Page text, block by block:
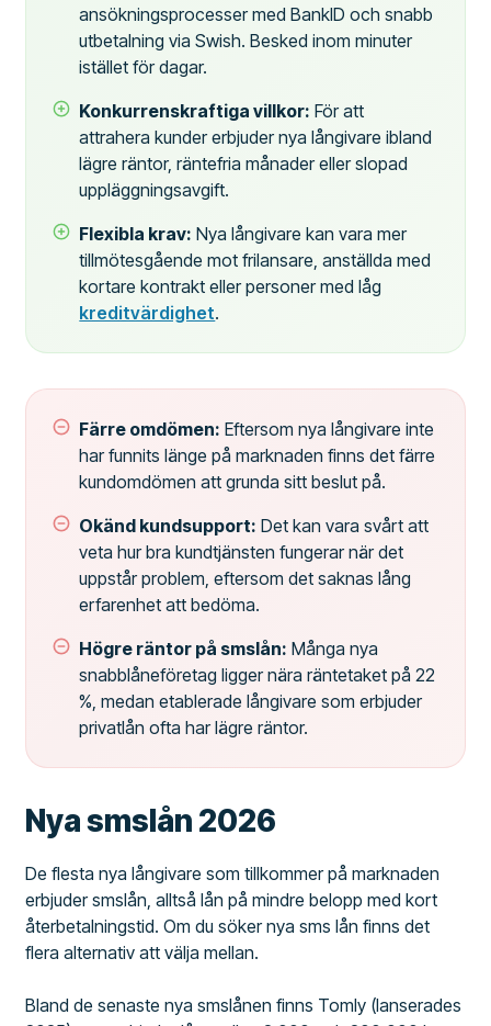
ansökningsprocesser med BankID och snabb
utbetalning via Swish. Besked inom minuter
istället för dagar.
Konkurrenskraftiga villkor: För att
attrahera kunder erbjuder nya långivare ibland
lägre räntor, räntefria månader eller slopad
uppläggningsavgift.
Flexibla krav: Nya långivare kan vara mer
tillmötesgående mot frilansare, anställda med
kortare kontrakt eller personer med låg
kreditvärdighet.
Färre omdömen: Eftersom nya långivare inte
har funnits länge på marknaden finns det färre
kundomdömen att grunda sitt beslut på.
Okänd kundsupport: Det kan vara svårt att
veta hur bra kundtjänsten fungerar när det
uppstår problem, eftersom det saknas lång
erfarenhet att bedöma.
Högre räntor på smslån: Många nya
snabblåneföretag ligger nära räntetaket på 22
%, medan etablerade långivare som erbjuder
privatlån ofta har lägre räntor.
Nya smslån 2026
De flesta nya långivare som tillkommer på marknaden
erbjuder smslån, alltså lån på mindre belopp med kort
återbetalningstid. Om du söker nya sms lån finns det
flera alternativ att välja mellan.
Bland de senaste nya smslånen finns Tomly (lanserades